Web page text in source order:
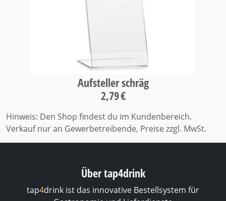
Aufsteller schräg
2,79 €
Hinweis: Den Shop findest du im Kundenbereich.
Verkauf nur an Gewerbetreibende, Preise zzgl. MwSt.
Über tap4drink
tap4drink ist das innovative Bestellsystem für